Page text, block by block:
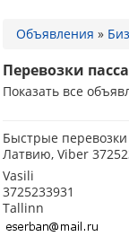
Объявления »
Перевозки
Показать все
Быстрые
Латвию, Viber
Vasili
3725233931
Tallinn